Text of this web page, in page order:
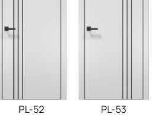
PL-52 PL-53